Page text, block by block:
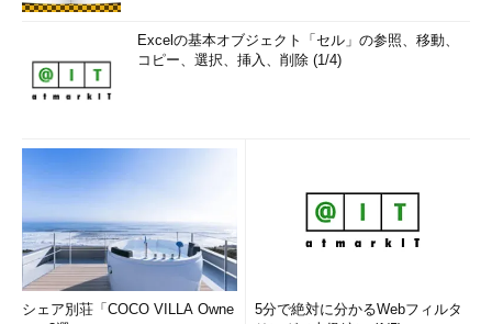
強化し、クラウドとAIのユニークな組み合わせを通じて、全ての
開発者にAI機能を提供する」というビジョンも示した。
Frameworkにおけるプラットフォームの革新、ディープラーニン
Microsoft Graphが提供する高度な洞察獲得機能などによって、
開発者に多くの機会を提供し、ビジネスに新たな成長シナリオを
もたらすとしている。発表概要は以下の通り。
Excelの基本オブジェクト「セル」の参照、移動、
コピー、選択、挿入、削除 (1/4)
シェア別荘「COCO VILLA Owne
5分で絶対に分かるWebフィルタ